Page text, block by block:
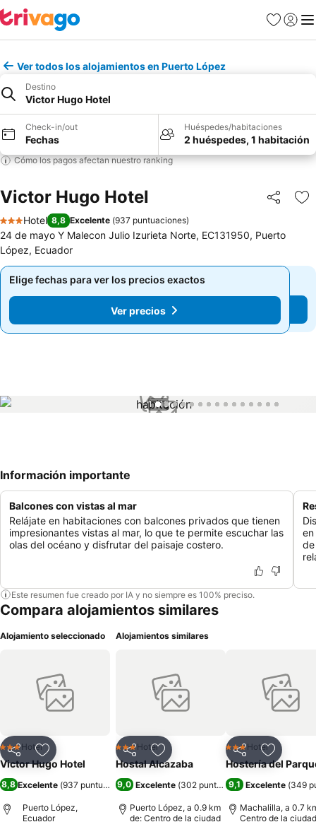
Favoritos
Iniciar
Ver todos los alojamientos en Puerto López
Destino
Victor Hugo Hotel
Check-in/out
Fechas
Huéspedes/habitaciones
2 huéspedes, 1 habitación
Cómo los pagos afectan nuestro ranking
Victor Hugo Hotel Compartir
3 Estrellas
Hotel 8,8 Excelente (937 puntuaciones)
24 de mayo Y Malecon Julio Izurieta Norte, EC131950, Puerto
López, Ecuador
Elige fechas para ver los precios exactos
Ver precios
Elige fechas para ver los precios exactos
Ver precios
1 / 15
Información importante
Balcones con vistas al mar
Relájate en habitaciones con balcones privados que tienen
impresionantes vistas al mar, lo que te permite escuchar las
olas del océano y disfrutar del paisaje costero.
Este resumen fue creado por IA y no siempre es 100% preciso.
Compara alojamientos similares
Alojamiento seleccionado
CompartirAgregar a favoritos
3 Estrellas
Hotel
Victor Hugo Hotel
8,8Excelente (937 puntuaciones )
Puerto López,
Ecuador
Alojamientos similares
CompartirAgregar a favoritos
3 Estrellas
Hotel
Hostal Alcazaba
9,0 Excelente (302 puntuaciones)
Puerto López, a 0.9 km
de: Centro de la ciudad
CompartirAgregar
3 Estrellas
Hotel
Hostería del
9,1 Excelente (349
Machalilla, a 0.7
Centro de la ciudad